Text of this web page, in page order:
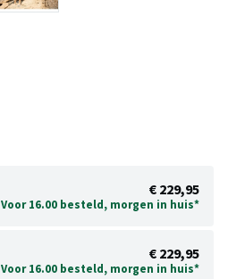
€ 229,95
Voor 16.00 besteld, morgen in huis*
€ 229,95
Voor 16.00 besteld, morgen in huis*